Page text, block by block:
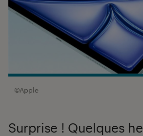
©Apple
Surprise ! Quelques